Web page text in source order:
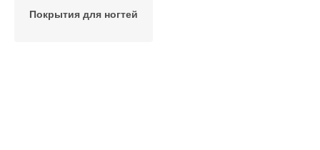
Покрытия для ногтей